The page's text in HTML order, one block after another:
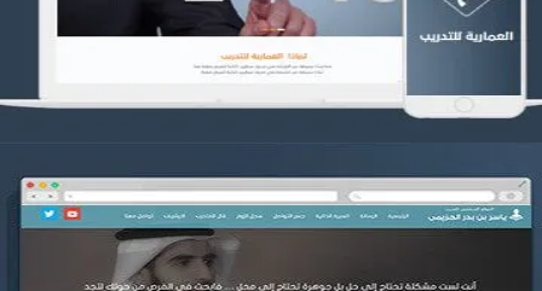
التفاصيل
موقع ياسر بن بدر الحزيمي